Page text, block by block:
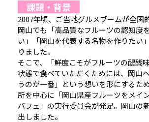
課題・背景
2007年頃、ご当地グルメブームが全国
岡山でも「高品質なフルーツの認知度
い」「岡山を代表する名物を作りたい
りました。
そこで、「鮮度こそがフルーツの醍醐
状態で食べていただくためには、岡山
うのが一番」という想いを形にするた
所を中心に「岡山県産フルーツをメイ
パフェ」の実行委員会が発足。岡山の
出しました。